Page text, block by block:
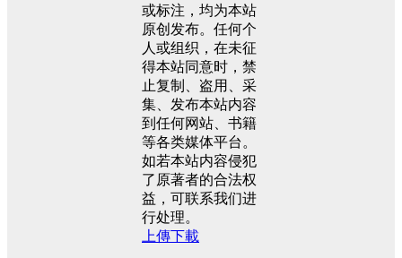
或标注，均为本站
原创发布。任何个
人或组织，在未征
得本站同意时，禁
止复制、盗用、采
集、发布本站内容
到任何网站、书籍
等各类媒体平台。
如若本站内容侵犯
了原著者的合法权
益，可联系我们进
行处理。
上傳下載